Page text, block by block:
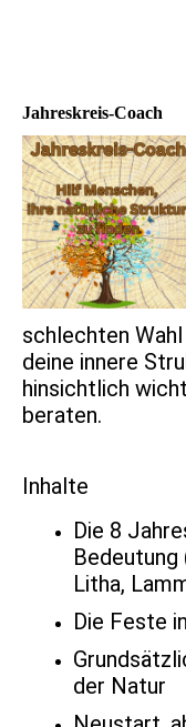
Jahreskreis-Coach
schlechten
deine innere
hinsichtlich
beraten.
Inhalte
Die 8
Litha,
Die Feste
der Natur